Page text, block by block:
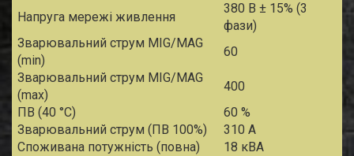
Напруга мережі живлення
380 В ± 15% (3
фази)
Зварювальний струм MIG/MAG
(min)
60
Зварювальний струм MIG/MAG
(max)
400
ПВ (40 °С)
60 %
Зварювальний струм (ПВ 100%)
310 А
Споживана потужність (повна)
18 кВА